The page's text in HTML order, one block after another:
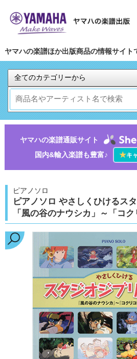
ヤマハの楽譜ほか出版商品の情報サイト
ヤマハの楽譜通販サイト
国内&輸入楽譜も豊富♪
★キ
ピアノソロ
ピアノソロ やさしくひけるス
「風の谷のナウシカ」～「コク